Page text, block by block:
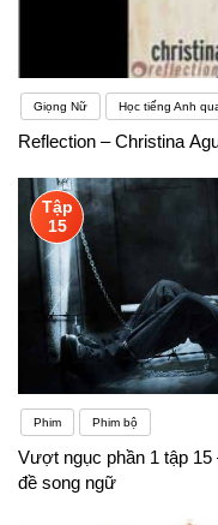
Giọng Nữ Học tiếng Anh
Reflection – Christina
Tập
15
Phim Phim bộ
Vượt ngục phần 1 tập
đề song ngữ